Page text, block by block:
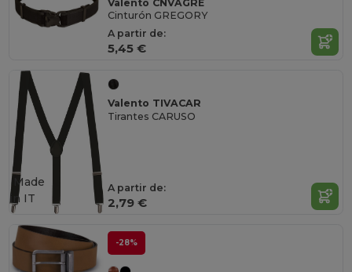
Valento CNVAGRE
Cinturón GREGORY
A partir de:
5,45 €
Valento TIVACAR
Tirantes CARUSO
A partir de:
2,79 €
Made
in IT
-28%